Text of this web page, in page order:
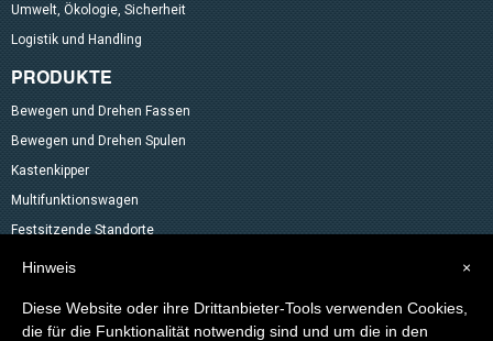
Umwelt, Ökologie, Sicherheit
Logistik und Handling
PRODUKTE
Bewegen und Drehen Fassen
Bewegen und Drehen Spulen
Kastenkipper
Multifunktionswagen
Festsitzende Standorte
Neigvorrichtung für das ENTLEEREN VON BEHÄLTNISSEN
×
Hinweis
Diese Website oder ihre Drittanbieter-Tools verwenden Cookies,
die für die Funktionalität notwendig sind und um die in den